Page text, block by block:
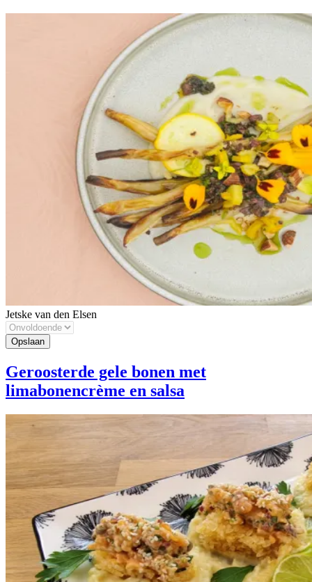
Jetske van den Elsen
Geroosterde gele bonen met
limabonencrème en salsa